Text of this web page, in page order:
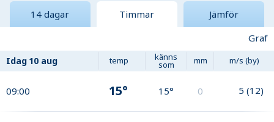
14 dagar Timmar
Jämför
Graf
Idag 10 aug temp känns
som mm m/s (by)
09:00 15° 15° 0 5 (12)